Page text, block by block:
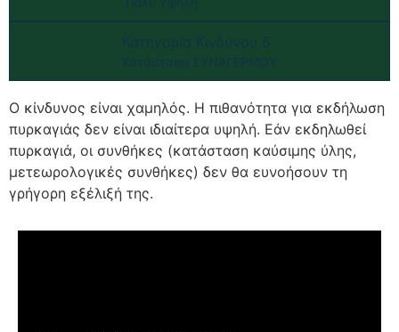
Κατηγορία Κινδύνου 5
Κατάσταση ΣΥΝΑΓΕΡΜΟΥ
Ο κίνδυνος είναι χαμηλός. Η πιθανότητα για εκδήλωση
πυρκαγιάς δεν είναι ιδιαίτερα υψηλή. Εάν εκδηλωθεί
πυρκαγιά, οι συνθήκες (κατάσταση καύσιμης ύλης,
μετεωρολογικές συνθήκες) δεν θα ευνοήσουν τη
γρήγορη εξέλιξή της.